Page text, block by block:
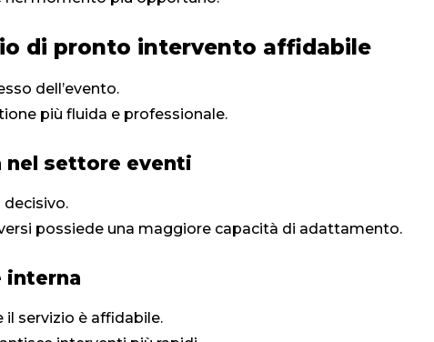
di pronto intervento affidabile
dell’evento.
più fluida e professionale.
nel settore eventi
decisivo.
possiede una maggiore capacità di adattamento.
interna
il servizio è affidabile.